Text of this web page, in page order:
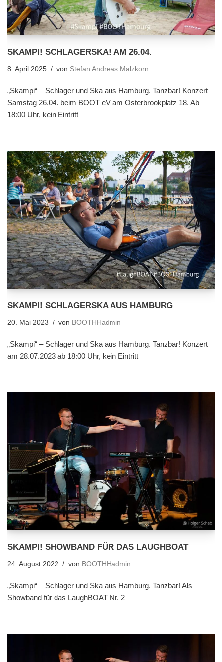
SKAMPI! SCHLAGERSKA! AM 26.04.
8. April 2025 von Stefan Andreas Malzkorn
„Skampi“ – Schlager und Ska aus Hamburg. Tanzbar! Konzert
Samstag 26.04. beim BOOT eV am Osterbrookplatz 18. Ab
18:00 Uhr, kein Eintritt
SKAMPI! SCHLAGERSKA AUS HAMBURG
20. Mai 2023 von BOOTHHadmin
„Skampi“ – Schlager und Ska aus Hamburg. Tanzbar! Konzert
am 28.07.2023 ab 18:00 Uhr, kein Eintritt
SKAMPI! SHOWBAND FÜR DAS LAUGHBOAT
24. August 2022 von BOOTHHadmin
„Skampi“ – Schlager und Ska aus Hamburg. Tanzbar! Als
Showband für das LaughBOAT Nr. 2